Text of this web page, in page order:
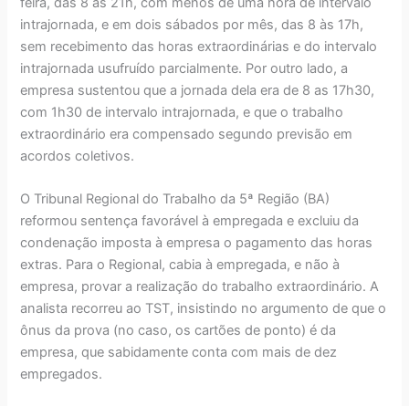
intrajornada, e em dois sábados por mês, das 8 às 17h,
sem recebimento das horas extraordinárias e do intervalo
intrajornada usufruído parcialmente. Por outro lado, a
empresa sustentou que a jornada dela era de 8 as 17h30,
com 1h30 de intervalo intrajornada, e que o trabalho
extraordinário era compensado segundo previsão em
acordos coletivos.
O Tribunal Regional do Trabalho da 5ª Região (BA)
reformou sentença favorável à empregada e excluiu da
condenação imposta à empresa o pagamento das horas
extras. Para o Regional, cabia à empregada, e não à
empresa, provar a realização do trabalho extraordinário. A
analista recorreu ao TST, insistindo no argumento de que o
ônus da prova (no caso, os cartões de ponto) é da
empresa, que sabidamente conta com mais de dez
empregados.